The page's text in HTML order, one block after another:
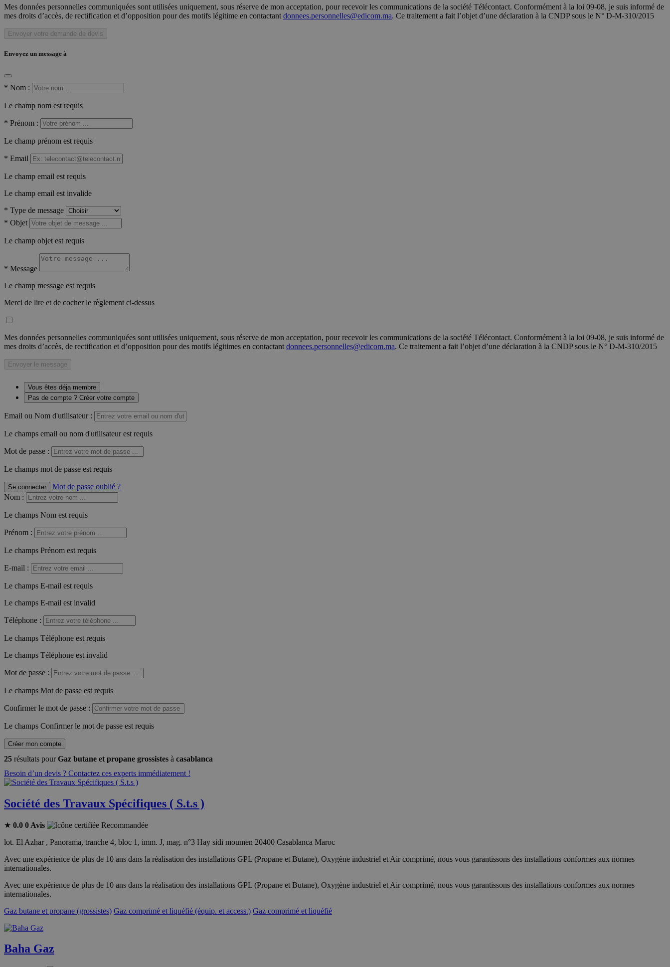
Mes données personnelles communiquées sont utilisées uniquement, sous réserve de mon acceptation, pour recevoir les communications de la société Télécontact. Conformément à la loi 09-08, je suis informé de
mes droits d’accès, de rectification et d’opposition pour des motifs légitime en contactant donnees.personnelles@edicom.ma. Ce traitement a fait l’objet d’une déclaration à la CNDP sous le N° D-M-310/2015
Envoyer votre demande de devis
Envoyez un message à
* Nom :
Le champ nom est requis
* Prénom :
Le champ prénom est requis
* Email
Le champ email est requis
Le champ email est invalide
* Type de message
* Objet
Le champ objet est requis
* Message
Le champ message est requis
Merci de lire et de cocher le règlement ci-dessus
Mes données personnelles communiquées sont utilisées uniquement, sous réserve de mon acceptation, pour recevoir les communications de la société Télécontact. Conformément à la loi 09-08, je suis informé de
mes droits d’accès, de rectification et d’opposition pour des motifs légitimes en contactant donnees.personnelles@edicom.ma. Ce traitement a fait l’objet d’une déclaration à la CNDP sous le N° D-M-310/2015
Envoyer le message
Vous êtes déja membre
Pas de compte ? Créer votre compte
Email ou Nom d'utilisateur :
Le champs email ou nom d'utilisateur est requis
Mot de passe :
Le champs mot de passe est requis
Se connecter
Mot de passe oublié ?
Nom :
Le champs Nom est requis
Prénom :
Le champs Prénom est requis
E-mail :
Le champs E-mail est requis
Le champs E-mail est invalid
Téléphone :
Le champs Téléphone est requis
Le champs Téléphone est invalid
Mot de passe :
Le champs Mot de passe est requis
Confirmer le mot de passe :
Le champs Confirmer le mot de passe est requis
Créer mon compte
25 résultats pourGaz butane et propane grossistes à casablanca
Besoin d’un devis ? Contactez ces experts immédiatement !
Société des Travaux Spécifiques ( S.t.s )
★ 0.0 0 Avis
Recommandée
lot. El Azhar , Panorama, tranche 4, bloc 1, imm. J, mag. n°3 Hay sidi moumen 20400 Casablanca Maroc
Avec une expérience de plus de 10 ans dans la réalisation des installations GPL (Propane et Butane), Oxygène industriel et Air comprimé, nous vous garantissons des installations conformes aux normes
internationales.
Avec une expérience de plus de 10 ans dans la réalisation des installations GPL (Propane et Butane), Oxygène industriel et Air comprimé, nous vous garantissons des installations conformes aux normes
internationales.
Gaz butane et propane (grossistes) Gaz comprimé et liquéfié (équip. et access.) Gaz comprimé et liquéfié
Baha Gaz